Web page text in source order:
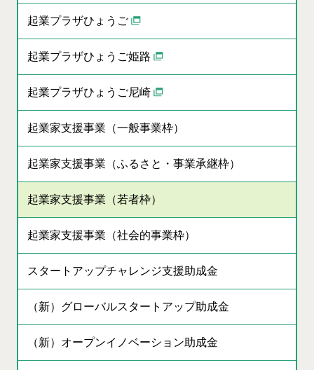
起業プラザひょうご
起業プラザひょうご姫路
起業プラザひょうご尼崎
起業家支援事業（一般事業枠）
起業家支援事業（ふるさと・事業承継枠）
起業家支援事業（若者枠）
起業家支援事業（社会的事業枠）
スタートアップチャレンジ支援助成金
（新）グローバルスタートアップ助成金
（新）オープンイノベーション助成金